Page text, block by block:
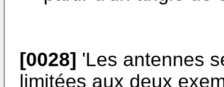
[0028] 'Les antennes
limitées aux deux